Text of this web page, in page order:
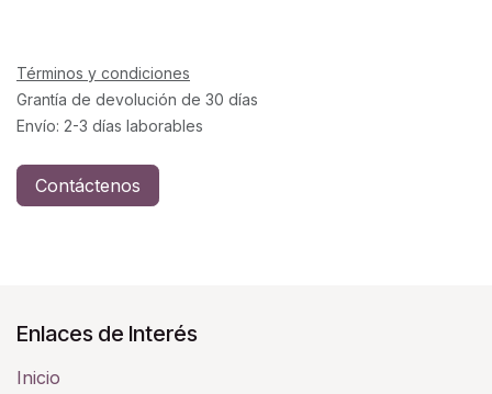
Términos y condiciones
Grantía de devolución de 30 días
Envío: 2-3 días laborables
Contáctenos
Enlaces de Interés
Inicio